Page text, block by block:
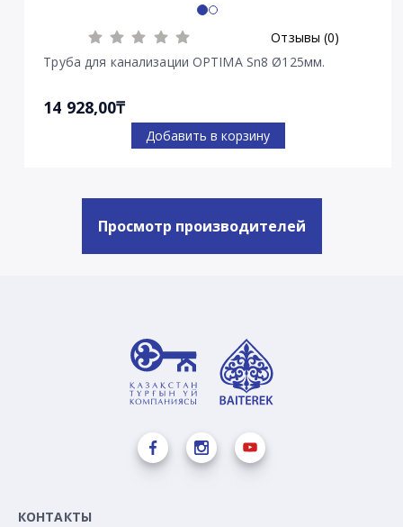
Отзывы (0)
Труба для канализации OPTIMA Sn8 Ø125мм.
14 928,00₸
Добавить в корзину
Просмотр производителей
КОНТАКТЫ